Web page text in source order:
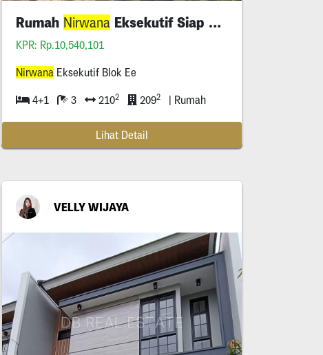
Rumah Nirwana Eksekutif Siap Huni
KPR: Rp.10,540,101
Nirwana Eksekutif Blok Ee
4+1 3 2102 2092 | Rumah
Lihat Detail
VELLY WIJAYA